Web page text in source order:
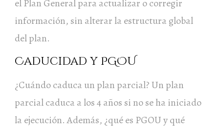
el Plan General para actualizar o corregir
información, sin alterar la estructura global
del plan.
Caducidad y PGOU
¿Cuándo caduca un plan parcial? Un plan
parcial caduca a los 4 años si no se ha iniciado
la ejecución. Además, ¿qué es PGOU y qué